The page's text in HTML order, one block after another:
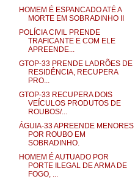
HOMEM É ESPANCADO ATÉ A
MORTE EM SOBRADINHO II
POLÍCIA CIVIL PRENDE
TRAFICANTE E COM ELE
APREENDE...
GTOP-33 PRENDE LADRÕES DE
RESIDÊNCIA, RECUPERA
PRO...
GTOP-33 RECUPERA DOIS
VEÍCULOS PRODUTOS DE
ROUBOS/...
ÁGUIA-33 APREENDE MENORES
POR ROUBO EM
SOBRADINHO.
HOMEM É AUTUADO POR
PORTE ILEGAL DE ARMA DE
FOGO, ...